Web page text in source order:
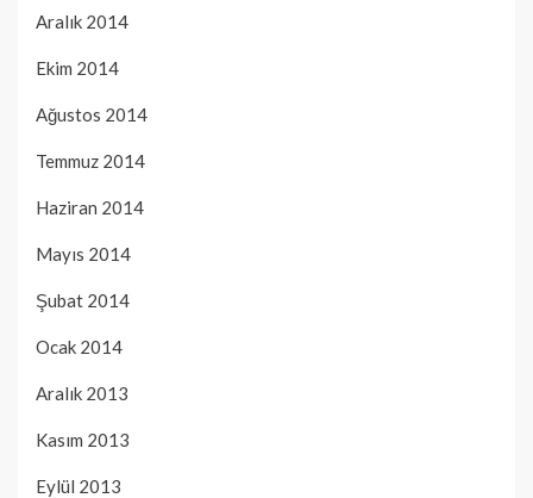
Aralık 2014
Ekim 2014
Ağustos 2014
Temmuz 2014
Haziran 2014
Mayıs 2014
Şubat 2014
Ocak 2014
Aralık 2013
Kasım 2013
Eylül 2013